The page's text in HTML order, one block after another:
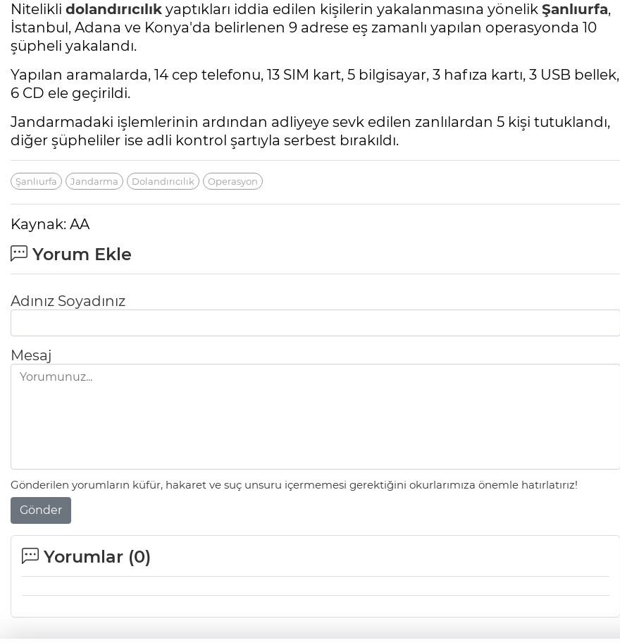
Nitelikli dolandırıcılık yaptıkları iddia edilen kişilerin yakalanmasına yönelik Şanlıurfa,
İstanbul, Adana ve Konya'da belirlenen 9 adrese eş zamanlı yapılan operasyonda 10
şüpheli yakalandı.
Yapılan aramalarda, 14 cep telefonu, 13 SIM kart, 5 bilgisayar, 3 hafıza kartı, 3 USB bellek,
6 CD ele geçirildi.
Jandarmadaki işlemlerinin ardından adliyeye sevk edilen zanlılardan 5 kişi tutuklandı,
diğer şüpheliler ise adli kontrol şartıyla serbest bırakıldı.
Şanlıurfa Jandarma Dolandırıcılık Operasyon
Kaynak: AA
Yorum Ekle
Adınız Soyadınız
Mesaj
Gönderilen yorumların küfür, hakaret ve suç unsuru içermemesi gerektiğini okurlarımıza önemle hatırlatırız!
Gönder
Yorumlar (0)